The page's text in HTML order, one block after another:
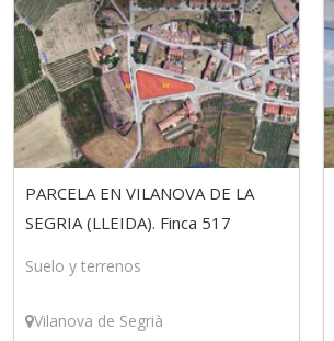
PARCELA EN VILANOVA DE LA
SEGRIA (LLEIDA). Finca 517
Suelo y terrenos
Vilanova de Segrià